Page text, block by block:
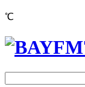
℃